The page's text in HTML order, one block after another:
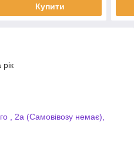
Купити
, 2а (Самовівозу немає),